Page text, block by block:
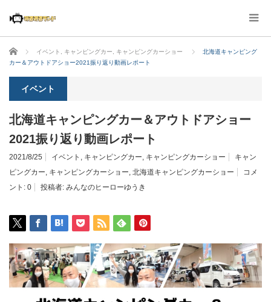
ホーム イベント キャンピングカー キャンピングカーショー
北海道キャンピング
カー＆アウトドアショー2021振り返り動画レポート
イベント
北海道キャンピングカー＆アウトドアショー
2021振り返り動画レポート
2021/8/25 イベント , キャンピングカー, キャンピングカーショー
キャン
ピングカー, キャンピングカーショー, 北海道キャンピングカーショー
コメ
ント: 0 投稿者: みんなのヒーローゆうき